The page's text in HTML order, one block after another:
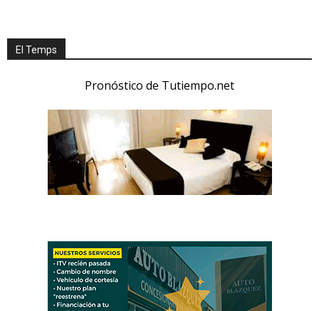
El Temps
Pronóstico de Tutiempo.net